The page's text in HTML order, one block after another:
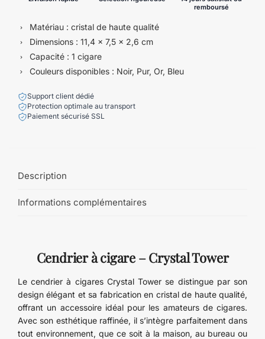
remboursé
Matériau : cristal de haute qualité
Dimensions : 11,4 x 7,5 x 2,6 cm
Capacité : 1 cigare
Couleurs disponibles : Noir, Pur, Or, Bleu
Support client dédié
Protection optimale au transport
Paiement sécurisé SSL
Description
Informations complémentaires
Cendrier à cigare – Crystal Tower
Le cendrier à cigares Crystal Tower se distingue par son
design élégant et sa fabrication en cristal de haute qualité,
offrant un accessoire idéal pour les amateurs de cigares.
Avec son esthétique raffinée, il s’intègre parfaitement dans
tout environnement, que ce soit à la maison, au bureau ou